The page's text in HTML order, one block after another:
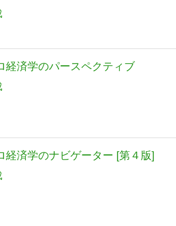
経済学のパースペクティブ
経済学のナビゲーター [第４版]